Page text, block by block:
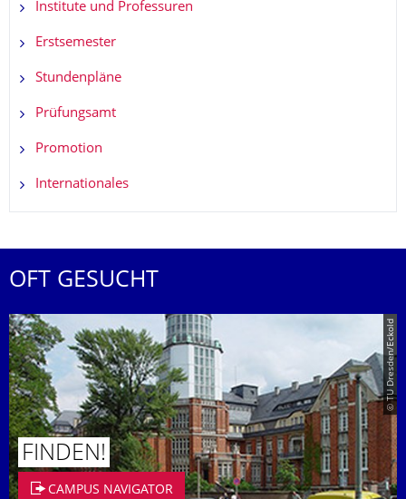
Institute und Professuren
Erstsemester
Stundenpläne
Prüfungsamt
Promotion
Internationales
OFT GESUCHT
© TU Dresden/Eckold
FINDEN!
CAMPUS NAVIGATOR